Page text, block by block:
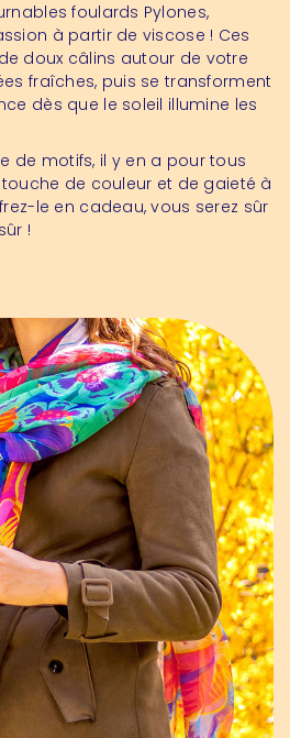
foulards Pylones,
à partir de viscose ! Ces
doux câlins autour de votre
fraîches, puis se transforment
dès que le soleil illumine les
de motifs, il y en a pour tous
de couleur et de gaieté à
le en cadeau, vous serez sûr
!